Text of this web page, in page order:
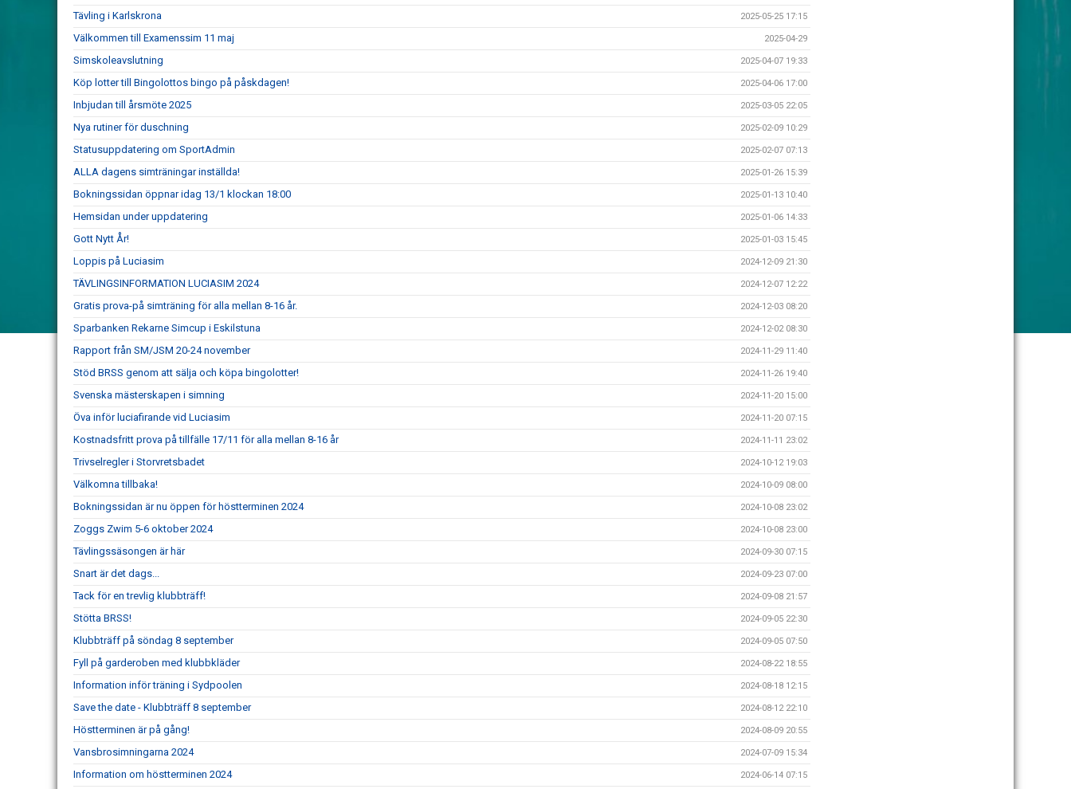
Tävling i Karlskrona 2025-05-25 17:15
Välkommen till Examenssim 11 maj 2025-04-29
Simskoleavslutning 2025-04-07 19:33
Köp lotter till Bingolottos bingo på påskdagen! 2025-04-06 17:00
Inbjudan till årsmöte 2025 2025-03-05 22:05
Nya rutiner för duschning 2025-02-09 10:29
Statusuppdatering om SportAdmin 2025-02-07 07:13
ALLA dagens simträningar inställda! 2025-01-26 15:39
Bokningssidan öppnar idag 13/1 klockan 18:00 2025-01-13 10:40
Hemsidan under uppdatering 2025-01-06 14:33
Gott Nytt År! 2025-01-03 15:45
Loppis på Luciasim 2024-12-09 21:30
TÄVLINGSINFORMATION LUCIASIM 2024 2024-12-07 12:22
Gratis prova-på simträning för alla mellan 8-16 år. 2024-12-03 08:20
Sparbanken Rekarne Simcup i Eskilstuna 2024-12-02 08:30
Rapport från SM/JSM 20-24 november 2024-11-29 11:40
Stöd BRSS genom att sälja och köpa bingolotter! 2024-11-26 19:40
Svenska mästerskapen i simning 2024-11-20 15:00
Öva inför luciafirande vid Luciasim 2024-11-20 07:15
Kostnadsfritt prova på tillfälle 17/11 för alla mellan 8-16 år 2024-11-11 23:02
Trivselregler i Storvretsbadet 2024-10-12 19:03
Välkomna tillbaka! 2024-10-09 08:00
Bokningssidan är nu öppen för höstterminen 2024 2024-10-08 23:02
Zoggs Zwim 5-6 oktober 2024 2024-10-08 23:00
Tävlingssäsongen är här 2024-09-30 07:15
Snart är det dags... 2024-09-23 07:00
Tack för en trevlig klubbträff! 2024-09-08 21:57
Stötta BRSS! 2024-09-05 22:30
Klubbträff på söndag 8 september 2024-09-05 07:50
Fyll på garderoben med klubbkläder 2024-08-22 18:55
Information inför träning i Sydpoolen 2024-08-18 12:15
Save the date - Klubbträff 8 september 2024-08-12 22:10
Höstterminen är på gång! 2024-08-09 20:55
Vansbrosimningarna 2024 2024-07-09 15:34
Information om höstterminen 2024 2024-06-14 07:15